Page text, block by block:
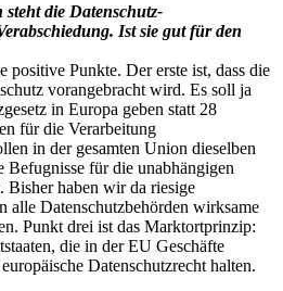
die Datenschutz-
Ist sie gut für den
positive Punkte. Der erste ist, dass die
vorangebracht wird. Es soll ja
in Europa geben statt 28
für die Verarbeitung
in der gesamten Union dieselben
Befugnisse für die unabhängigen
Bisher haben wir da riesige
alle Datenschutzbehörden wirksame
Punkt drei ist das Marktortprinzip:
die in der EU Geschäfte
Datenschutzrecht halten.